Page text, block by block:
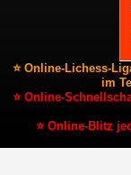
⭐ Online-Lichess-
im
⭐ Online-
⭐ Online-Blitz